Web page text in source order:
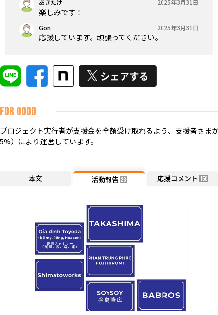
あきたけ 2025年3月31日
楽しみです！
Gon 2025年3月31日
応援しています。頑張ってください。
FOR GOOD
プロジェクト実行者が支援金を全額受け取れるよう、支援者さま
5%）により運営しています。
本文 活動報告 23 応援コメント 150